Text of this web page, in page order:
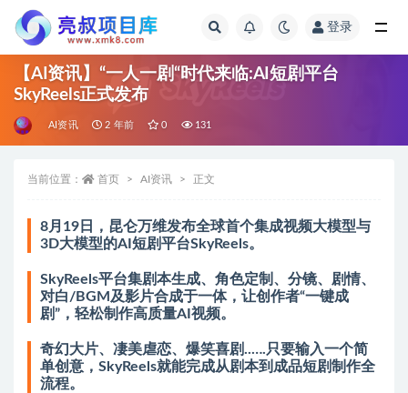
登录
【AI资讯】“一人一剧“时代来临:AI短剧平台
SkyReels正式发布
AI资讯 2 年前 0 131
当前位置： 首页 AI资讯 正文
8月19日，昆仑万维发布全球首个集成视频大模型与
3D大模型的AI短剧平台SkyReels。
SkyReels平台集剧本生成、角色定制、分镜、剧情、
对白/BGM及影片合成于一体，让创作者“一键成
剧”，轻松制作高质量AI视频。
奇幻大片、凄美虐恋、爆笑喜剧..….只要输入一个简
单创意，SkyReels就能完成从剧本到成品短剧制作全
流程。